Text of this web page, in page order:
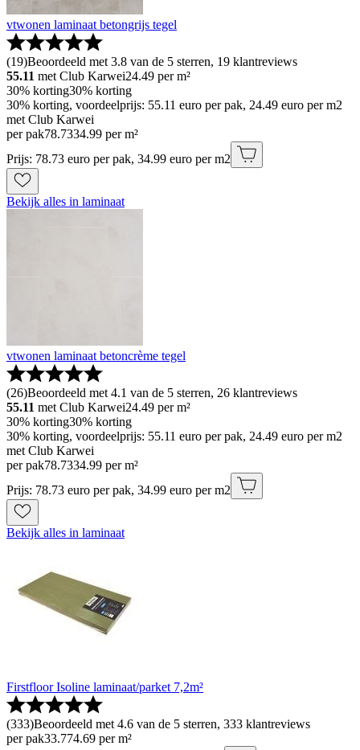
vtwonen laminaat betongrijs tegel
(19)Beoordeeld met 3.8 van de 5 sterren, 19 klantreviews
55.11 met Club Karwei24.49 per m²
30% korting30% korting
30% korting, voordeelprijs: 55.11 euro per pak, 24.49 euro per m2
met Club Karwei
per pak78.7334.99 per m²
Prijs: 78.73 euro per pak, 34.99 euro per m2
Bekijk alles in laminaat
vtwonen laminaat betoncrème tegel
(26)Beoordeeld met 4.1 van de 5 sterren, 26 klantreviews
55.11 met Club Karwei24.49 per m²
30% korting30% korting
30% korting, voordeelprijs: 55.11 euro per pak, 24.49 euro per m2
met Club Karwei
per pak78.7334.99 per m²
Prijs: 78.73 euro per pak, 34.99 euro per m2
Bekijk alles in laminaat
Firstfloor Isoline laminaat/parket 7,2m²
(333)Beoordeeld met 4.6 van de 5 sterren, 333 klantreviews
per pak33.774.69 per m²